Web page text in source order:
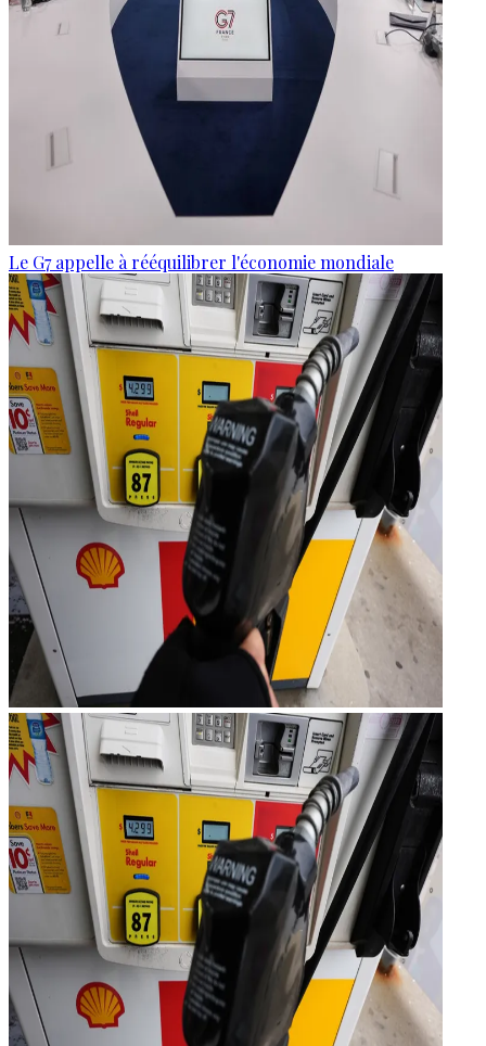
Le G7 appelle à rééquilibrer l'économie mondiale